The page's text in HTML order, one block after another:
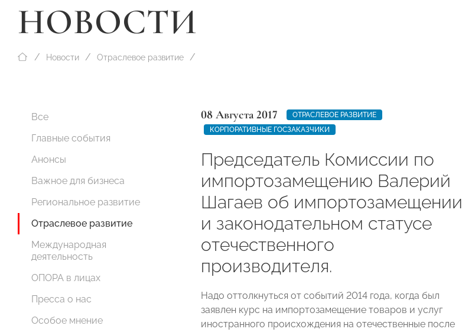
НОВОСТИ
Новости Отраслевое развитие
Все
Главные события
Анонсы
Важное для бизнеса
Региональное развитие
Отраслевое развитие
Международная
деятельность
ОПОРА в лицах
Пресса о нас
Особое мнение
08 Августа 2017
ОТРАСЛЕВОЕ РАЗВИТИЕ
КОРПОРАТИВНЫЕ ГОСЗАКАЗЧИКИ
Председатель Комиссии по
импортозамещению Валерий
Шагаев об импортозамещении
и законодательном статусе
отечественного
производителя.
Надо оттолкнуться от событий 2014 года, когда был
заявлен курс на импортозамещение товаров и услуг
иностранного происхождения на отечественные после